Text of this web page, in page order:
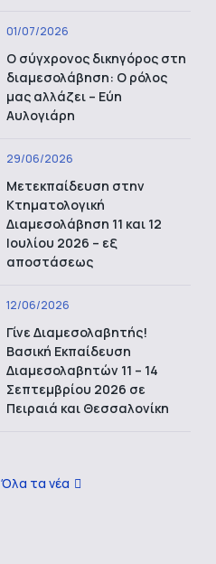
01/07/2026
Ο σύγχρονος δικηγόρος στη
διαμεσολάβηση: Ο ρόλος
μας αλλάζει – Εύη
Αυλογιάρη
29/06/2026
Μετεκπαίδευση στην
Κτηματολογική
Διαμεσολάβηση 11 και 12
Ιουλίου 2026 – εξ
αποστάσεως
12/06/2026
Γίνε Διαμεσολαβητής!
Βασική Εκπαίδευση
Διαμεσολαβητών 11 – 14
Σεπτεμβρίου 2026 σε
Πειραιά και Θεσσαλονίκη
Όλα τα νέα